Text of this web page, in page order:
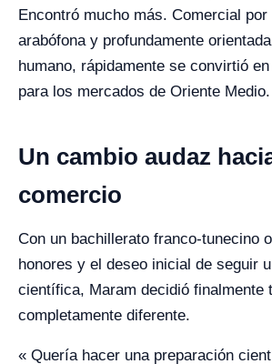
Encontró mucho más. Comercial por
arabófona y profundamente
humano, rápidamente se convirtió
para los mercados de Oriente Medio.
Un cambio audaz
comercio
Con un bachillerato franco-tunecino
honores y el deseo inicial de seguir
científica, Maram decidió finalmente
completamente diferente.
« Quería hacer una preparación